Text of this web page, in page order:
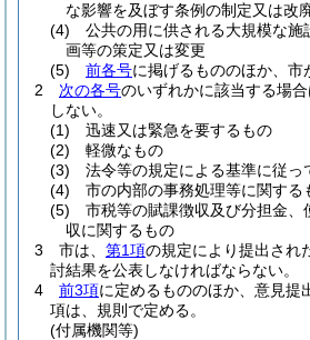
な影響を及ぼす条例の制定又は改
(4)
公共の用に供される大規模な施
画等の策定又は変更
(5)
前各号に掲げるもののほか、市
2
次の各号のいずれかに該当する場合
しない。
(1)
迅速又は緊急を要するもの
(2)
軽微なもの
(3)
法令等の規定による基準に従っ
(4)
市の内部の事務処理等に関する
(5)
市税等の賦課徴収及び分担金、
収に関するもの
3
市は、 第1項の規定により提出され
討結果を公表しなければならない。
4
前3項に定めるもののほか、意見提
項は、規則で定める。
(付属機関等)